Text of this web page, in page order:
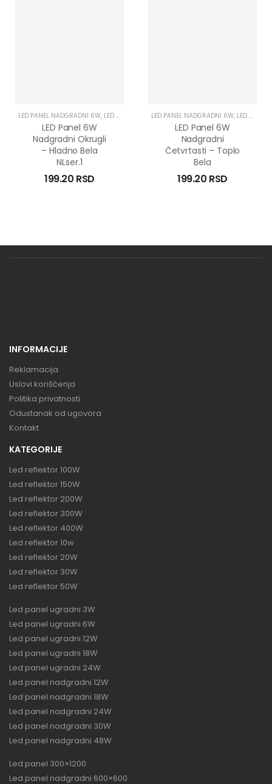
LED PANEL NADGRADNI 6W, LED PANELI 6W LED PANELI NADGRADNI
LED Panel 6W
Nadgradni Okrugli
– Hladno Bela
NLser.1
199.20 RSD
LED PANEL NADGRADNI 6W, LED PANELI 6W
LED Panel 6W
Nadgradni
Četvrtasti – Toplo
Bela
199.20 RSD
INFORMACIJE
Reklamacija
Uslovi korišćenja
Politika privatnosti
Odustanak od ugovora
Kontakt
KATEGORIJE
Led reflektor 100W
Led reflektor 150W
Led reflektor 200W
Led reflektor 300W
Led reflektor 400W
Led reflektor 10w
Led reflektor 20W
Led reflektor 30W
Led reflektor 50W
Led panel ugradni 3W
Led panel ugradni 6W
Led panel ugradni 12W
Led panel ugradni 18W
Led panel ugradni 24W
Led panel nadgradni 12W
Led panel nadgradni 18W
Led panel nadgradni 24W
Led panel nadgradni 30W
Led panel nadgradni 48W
Led panel 300×1200
Led panel nadgradni 600×600